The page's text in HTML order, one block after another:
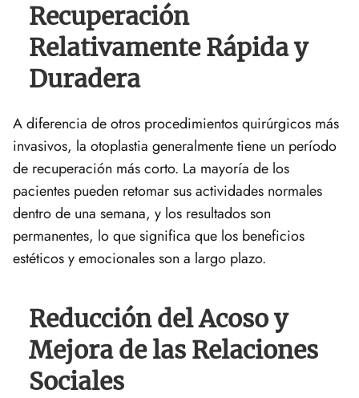
Recuperación
Relativamente Rápida y
Duradera
A diferencia de otros procedimientos quirúrgicos más
invasivos, la otoplastia generalmente tiene un período
de recuperación más corto. La mayoría de los
pacientes pueden retomar sus actividades normales
dentro de una semana, y los resultados son
permanentes, lo que significa que los beneficios
estéticos y emocionales son a largo plazo.
Reducción del Acoso y
Mejora de las Relaciones
Sociales